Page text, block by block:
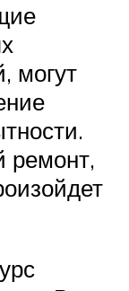
могут
ремонт,